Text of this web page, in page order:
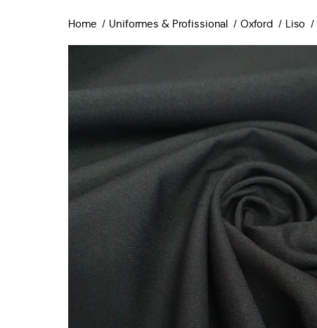
Home Uniformes & Profissional Oxford Liso